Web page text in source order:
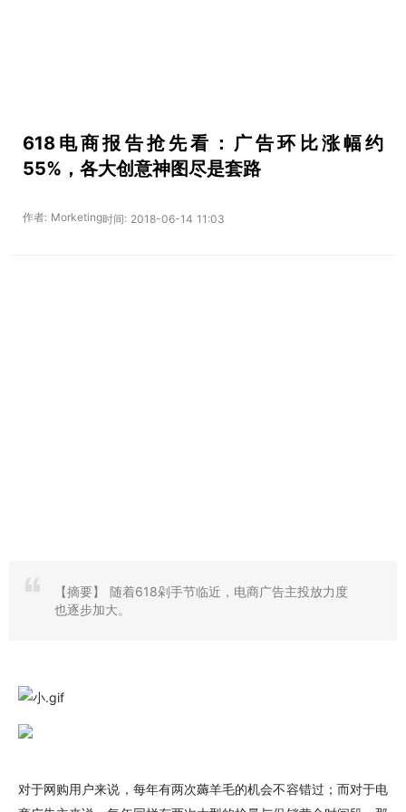
618电商报告抢先看：广告环比涨幅约
55%，各大创意神图尽是套路
作者: Morketing时间: 2018-06-14 11:03
【摘要】
随着618剁手节临近，电商广告主投放力度
也逐步加大。
对于网购用户来说，每年有两次薅羊毛的机会不容错过；而对于电